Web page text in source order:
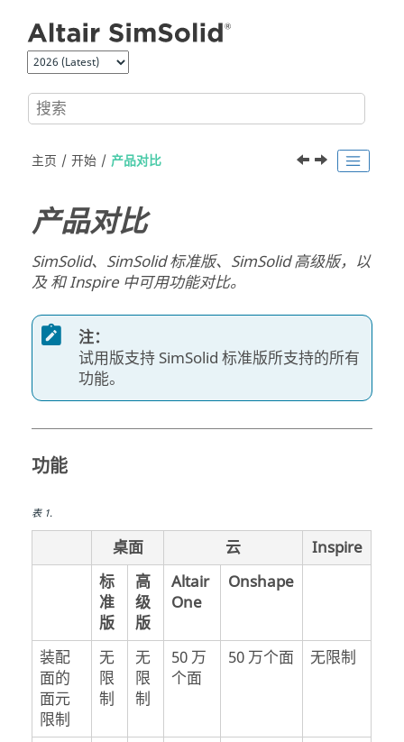
主页 开始 产品对比
产品对比
SimSolid、 SimSolid标准版、 SimSolid高级版，以
及和 Inspire中可用功能对比。
注：
试用版支持SimSolid 标准版所支持的所有
功能。
功能
表1.
桌面 云
Inspire
标
准
版
高
级
版
Altair
One
Onshape
装配
面的
面元
限制
无
限
制
无
限
制
50 万
个面
50 万个面 无限制